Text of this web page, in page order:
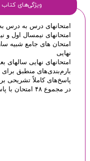
ویژگی‌های کتاب
امتحانهای درس به درس
امتحانهای نیمسال اول و
امتحان های جامع شبیه
نهایی
امتحانهای نهایی سالهای
بارم‌بندی‌های منطبق برای
پاسخ‌های کاملاً تشریحی
در مجموع ۴۸ امتحان با پاسخ تشریحی و کلید تصحیح